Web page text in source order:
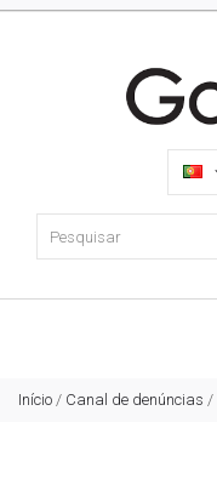
Início / Canal de denúncias /